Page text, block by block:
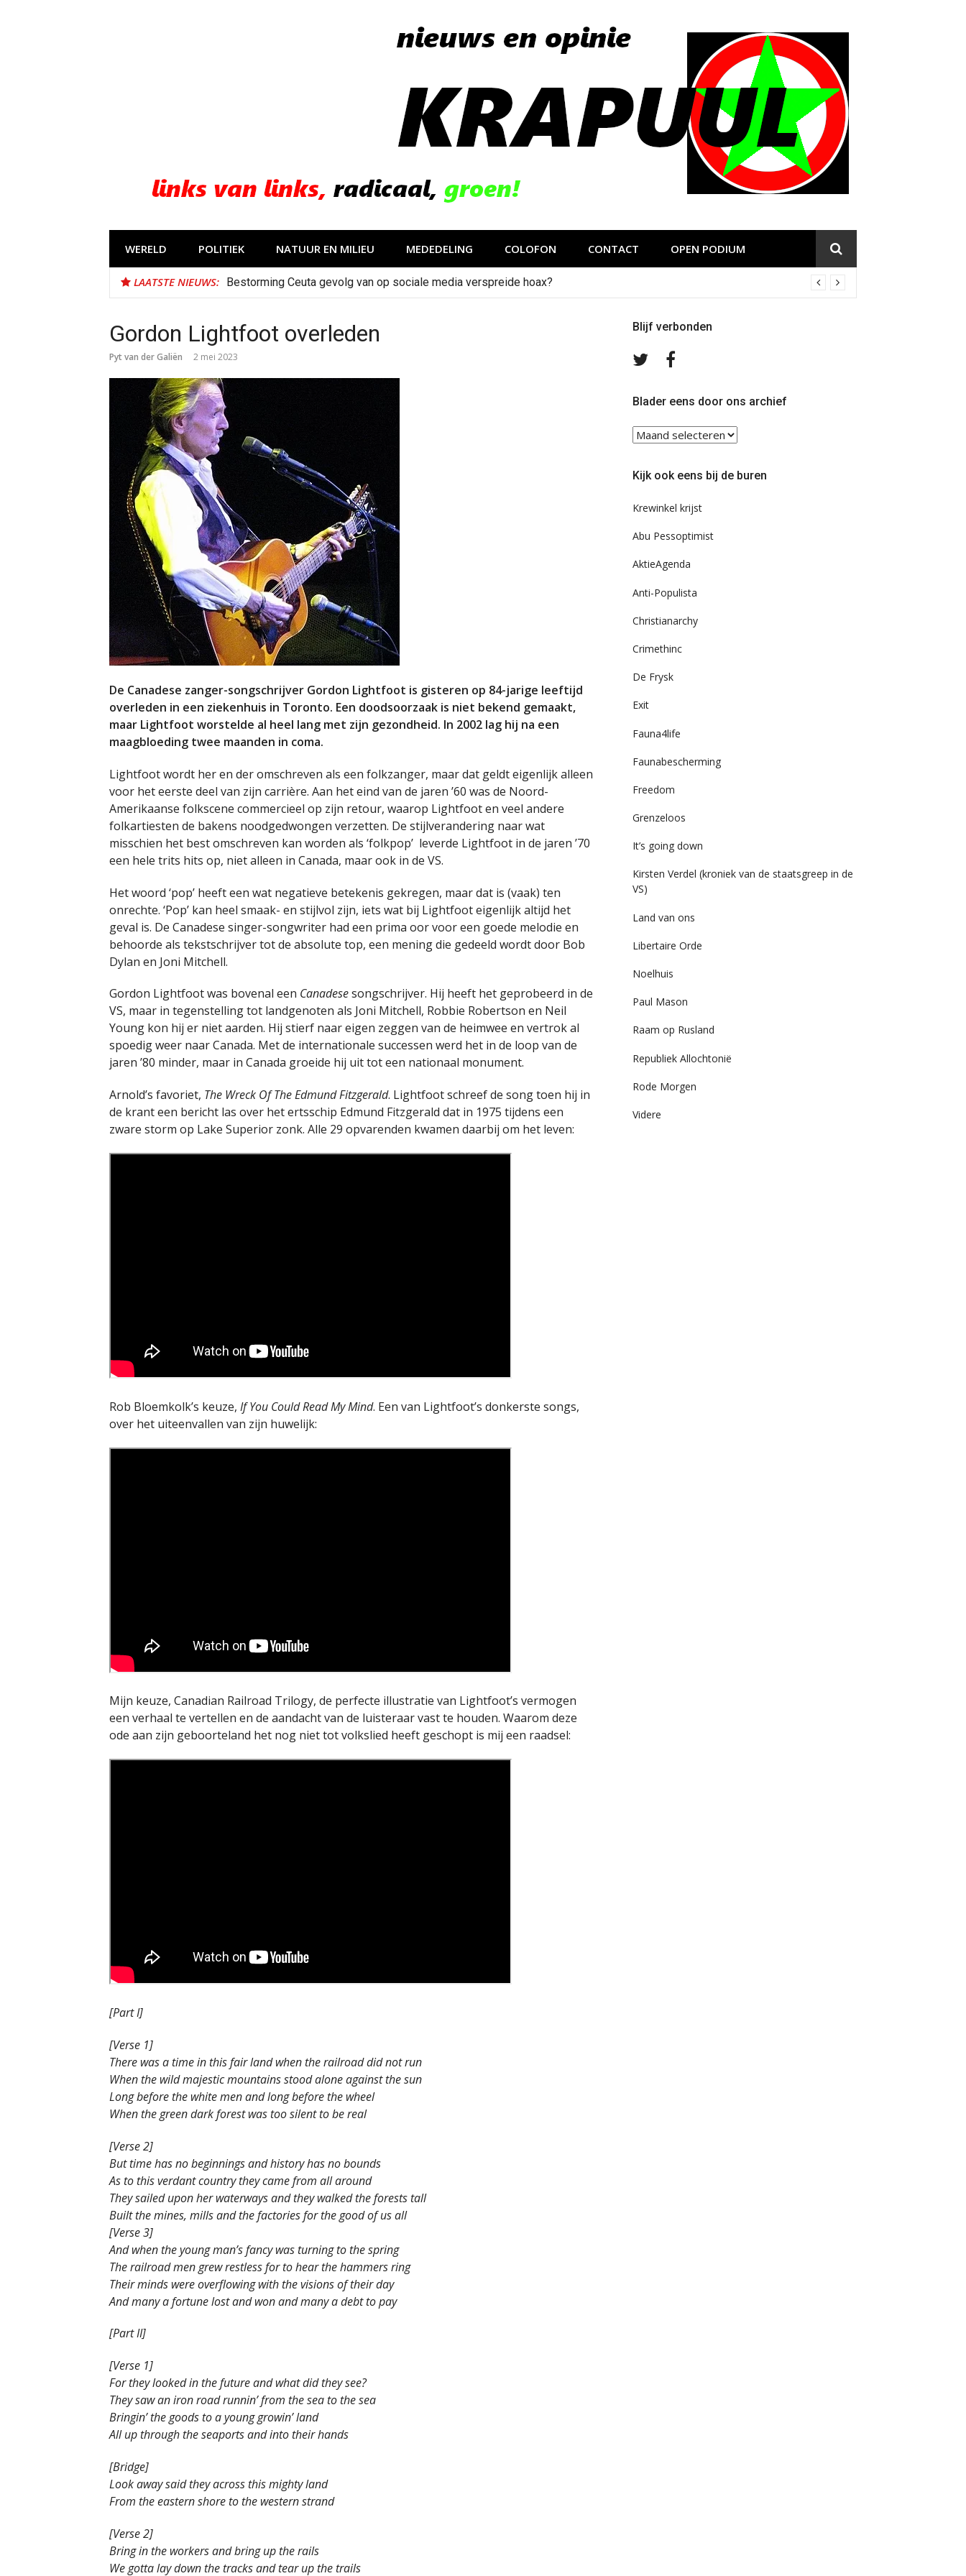
WERELD POLITIEK NATUUR EN MILIEU MEDEDELING COLOFON CONTACT OPEN PODIUM
LAATSTE NIEUWS: Bestorming Ceuta gevolg van op sociale media verspreide hoax?
Gordon Lightfoot overleden
Pyt van der Galiën 2 mei 2023
De Canadese zanger-songschrijver Gordon Lightfoot is gisteren op 84-jarige leeftijd
overleden in een ziekenhuis in Toronto. Een doodsoorzaak is niet bekend gemaakt,
maar Lightfoot worstelde al heel lang met zijn gezondheid. In 2002 lag hij na een
maagbloeding twee maanden in coma.
Lightfoot wordt her en der omschreven als een folkzanger, maar dat geldt eigenlijk alleen
voor het eerste deel van zijn carrière. Aan het eind van de jaren ’60 was de Noord-
Amerikaanse folkscene commercieel op zijn retour, waarop Lightfoot en veel andere
folkartiesten de bakens noodgedwongen verzetten. De stijlverandering naar wat
misschien het best omschreven kan worden als ‘folkpop’ leverde Lightfoot in de jaren ’70
een hele trits hits op, niet alleen in Canada, maar ook in de VS.
Het woord ‘pop’ heeft een wat negatieve betekenis gekregen, maar dat is (vaak) ten
onrechte. ‘Pop’ kan heel smaak- en stijlvol zijn, iets wat bij Lightfoot eigenlijk altijd het
geval is. De Canadese singer-songwriter had een prima oor voor een goede melodie en
behoorde als tekstschrijver tot de absolute top, een mening die gedeeld wordt door Bob
Dylan en Joni Mitchell.
Gordon Lightfoot was bovenal een Canadesesongschrijver. Hij heeft het geprobeerd in de
VS, maar in tegenstelling tot landgenoten als Joni Mitchell, Robbie Robertson en Neil
Young kon hij er niet aarden. Hij stierf naar eigen zeggen van de heimwee en vertrok al
spoedig weer naar Canada. Met de internationale successen werd het in de loop van de
jaren ’80 minder, maar in Canada groeide hij uit tot een nationaal monument.
Arnold’s favoriet, The Wreck Of The Edmund Fitzgerald. Lightfoot schreef de song toen hij in
de krant een bericht las over het ertsschip Edmund Fitzgerald dat in 1975 tijdens een
zware storm op Lake Superior zonk. Alle 29 opvarenden kwamen daarbij om het leven:
Rob Bloemkolk’s keuze, If You Could Read My Mind. Een van Lightfoot’s donkerste songs,
over het uiteenvallen van zijn huwelijk:
Mijn keuze, Canadian Railroad Trilogy, de perfecte illustratie van Lightfoot’s vermogen
een verhaal te vertellen en de aandacht van de luisteraar vast te houden. Waarom deze
ode aan zijn geboorteland het nog niet tot volkslied heeft geschopt is mij een raadsel:
[Part I]
[Verse 1]
There was a time in this fair land when the railroad did not run
When the wild majestic mountains stood alone against the sun
Long before the white men and long before the wheel
When the green dark forest was too silent to be real
[Verse 2]
But time has no beginnings and history has no bounds
As to this verdant country they came from all around
They sailed upon her waterways and they walked the forests tall
Built the mines, mills and the factories for the good of us all
[Verse 3]
And whеn the young man’s fancy was turning to the spring
The railroad mеn grew restless for to hear the hammers ring
Their minds were overflowing with the visions of their day
And many a fortune lost and won and many a debt to pay
[Part II]
[Verse 1]
For they looked in the future and what did they see?
They saw an iron road runnin’ from the sea to the sea
Bringin’ the goods to a young growin’ land
All up through the seaports and into their hands
[Bridge]
Look away said they across this mighty land
From the eastern shore to the western strand
[Verse 2]
Bring in the workers and bring up the rails
We gotta lay down the tracks and tear up the trails
Blijf verbonden
Volg
TwitterFacebook
Blader eens door ons archief
Blader
eens
ons
Kijk ook eens bij de buren
Krewinkel krijst
Abu Pessoptimist
AktieAgenda
Anti-Populista
Christianarchy
Crimethinc
De Frysk
Exit
Fauna4life
Faunabescherming
Freedom
Grenzeloos
It’s going down
Kirsten Verdel (kroniek van de staatsgreep in de
VS)
Land van ons
Libertaire Orde
Noelhuis
Paul Mason
Raam op Rusland
Republiek Allochtonië
Rode Morgen
Videre